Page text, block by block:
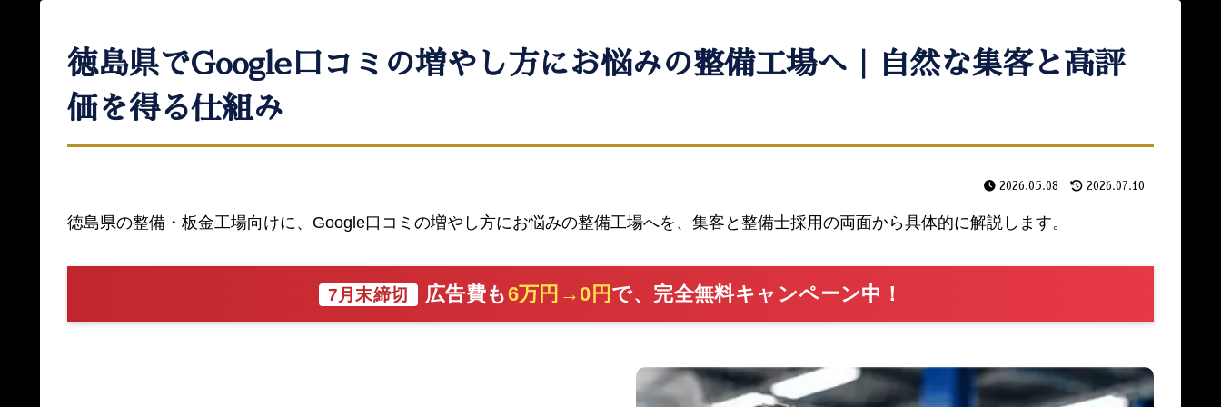
徳島県でGoogle口コミの増やし方にお悩みの整備工場へ｜自然な集客と高評
価を得る仕組み
2026.05.08 2026.07.10
徳島県の整備・板金工場向けに、Google口コミの増やし方にお悩みの整備工場へを、集客と整備士採用の両面から具体的に解説します。
7月末締切 広告費も6万円→0円 で、完全無料キャンペーン中！